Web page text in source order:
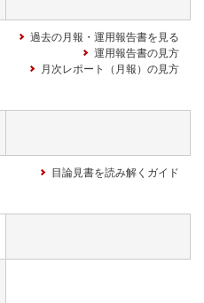
過去の月報・運用報告書を見る
運用報告書の見方
月次レポート（月報）の見方
目論見書を読み解くガイド